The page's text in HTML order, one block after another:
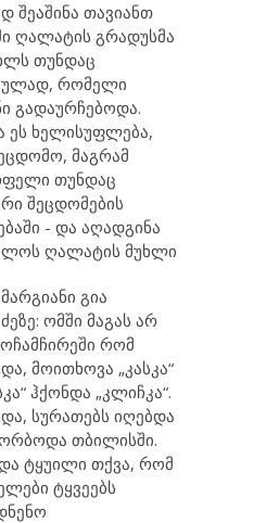
შეაშინა თავიანთ
ღალატის გრადუსმა
თუნდაც
რომელი
გადაურჩებოდა.
ეს ხელისუფლება,
მაგრამ
თუნდაც
შეცდომების
- და აღადგინა
ღალატის მუხლი
გია
ომში მაგას არ
რომ
მოითხოვა „კასკა“
ჰქონდა „კლიჩკა“.
სურათებს იღებდა
თბილისში.
ტყუილი თქვა, რომ
ტყვეებს